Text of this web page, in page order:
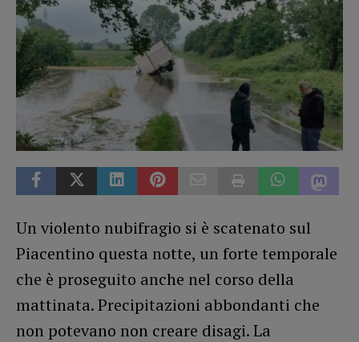
Un violento nubifragio si è scatenato sul
Piacentino questa notte, un forte temporale
che è proseguito anche nel corso della
mattinata. Precipitazioni abbondanti che
non potevano non creare disagi. La